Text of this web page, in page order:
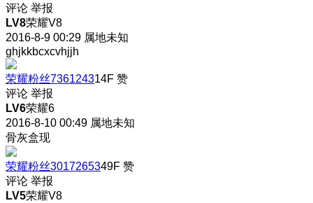
评论 举报
LV8荣耀V8
2016-8-9 00:29 属地未知
ghjkkbcxcvhjjh
荣耀粉丝736124314F 赞
评论 举报
LV6荣耀6
2016-8-10 00:49 属地未知
骨灰盒现
荣耀粉丝3017265349F 赞
评论 举报
LV5荣耀V8